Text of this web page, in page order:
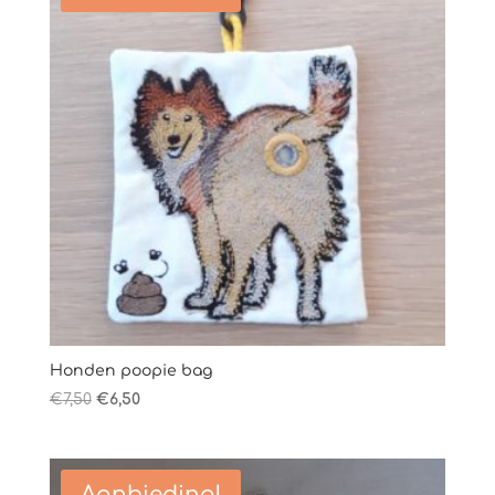
Honden poopie bag
€7,50 Oorspronkelijke
€7,50.
€6,50Huidige
€6,50.